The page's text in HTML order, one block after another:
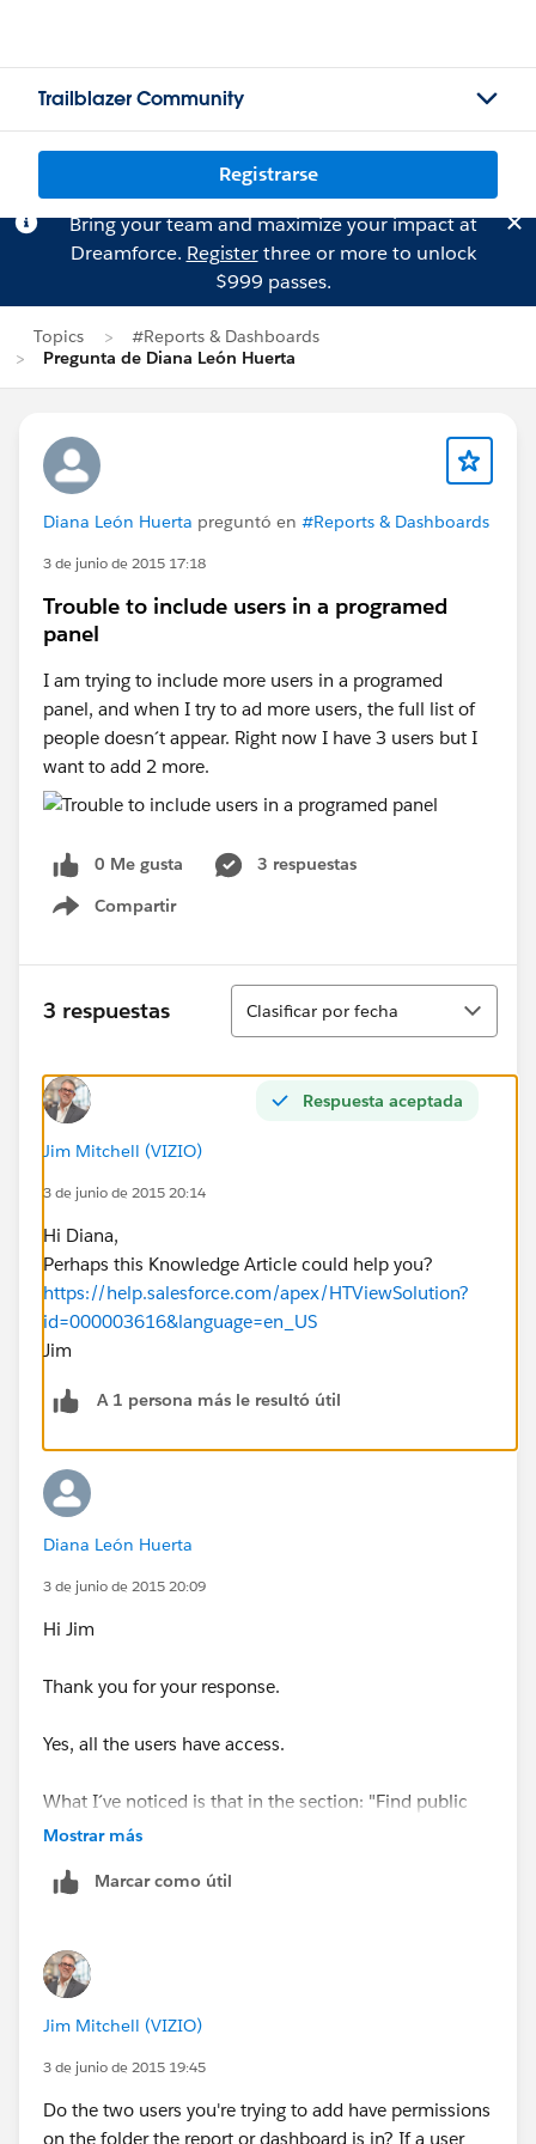
Trailblazer Community
Registrarse
Bring your team and maximize your impact at
Dreamforce. Registerthree or more to unlock
$999 passes.
Topics
#Reports & Dashboards
Pregunta de Diana León Huerta
Diana León Huerta preguntó en #Reports & Dashboards
3 de junio de 2015 17:18
Trouble to include users in a programed
panel
I am trying to include more users in a programed
panel, and when I try to ad more users, the full list of
people doesn´t appear. Right now I have 3 users but I
want to add 2 more.
0 Me gusta
3 respuestas
Compartir
Show menu
3 respuestas
Ordenar
Clasificar por fecha
Respuesta aceptada
Jim Mitchell (VIZIO)
3 de junio de 2015 20:14
Hi Diana,
Perhaps this Knowledge Article could help you?
https://help.salesforce.com/apex/HTViewSolution?
id=000003616&language=en_US
Jim
A 1 persona más le resultó útil
Diana León Huerta
3 de junio de 2015 20:09
Hi Jim
Thank you for your response.
Yes, all the users have access.
What I´ve noticed is that in the section: "Find public
groups of"_________________________ Find
Nothing appears, so it doesn´t allow me to select the
:S
Mostrar más
Marcar como útil
Jim Mitchell (VIZIO)
3 de junio de 2015 19:45
Do the two users you're trying to add have permissions
on the folder the report or dashboard is in? If a user